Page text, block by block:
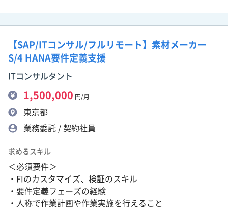
【SAP/ITコンサル/フルリモート】素材メーカー
S/4 HANA要件定義支援
ITコンサルタント
1,500,000 円/月
東京都
業務委託 / 契約社員
求めるスキル
＜必須要件＞
・FIのカスタマイズ、検証のスキル
・要件定義フェーズの経験
・人称で作業計画や作業実施を行えること